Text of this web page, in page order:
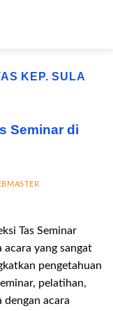
KEP. SULA
Seminar di
Tas Seminar
yang sangat
pengetahuan
pelatihan,
acara